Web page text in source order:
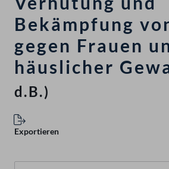
Bekämpfung
gegen Frauen
häuslicher
d.B.)
Exportieren